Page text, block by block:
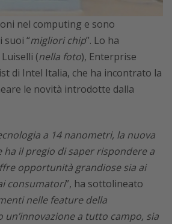
nel computing e sono
suoi “migliori chip”. Lo ha
(nella foto), Enterprise
di Intel Italia, che ha incontrato la
le novità introdotte dalla
a 14 nanometri, la nuova
ha il pregio di saper rispondere a
opportunità grandiose sia ai
consumatori”, ha sottolineato
nelle feature della
a tutto campo, sia